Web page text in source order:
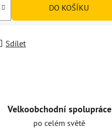
DO KOŠÍKU
Sdílet
Velkoobchodní spolupráce
po celém světě